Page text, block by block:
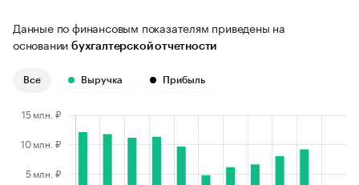
Данные по финансовым показателям приведены на
основании бухгалтерской отчетности
Все Выручка Прибыль